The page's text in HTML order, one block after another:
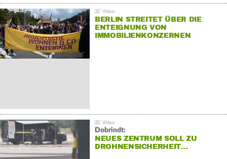
BERLIN STREITET ÜBER DIE
ENTEIGNUNG VON
IMMOBILIENKONZERNEN
Dobrindt:
NEUES ZENTRUM SOLL ZU
DROHNENSICHERHEIT…